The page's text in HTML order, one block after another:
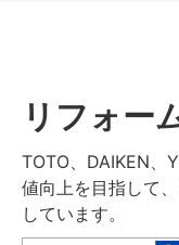
リフォー
TOTO、DAIKEN、
値向上を目指して
しています。